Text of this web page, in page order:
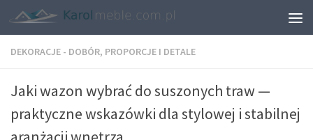
DEKORACJE - DOBÓR, PROPORCJE I DETALE
Jaki wazon wybrać do suszonych traw —
praktyczne wskazówki dla stylowej i stabilnej